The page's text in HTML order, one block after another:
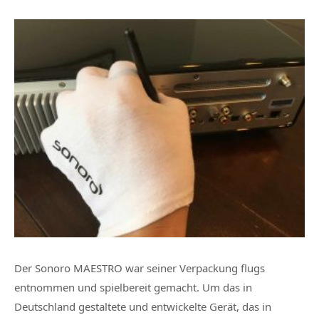
Der Sonoro MAESTRO war seiner Verpackung flugs
entnommen und spielbereit gemacht. Um das in
Deutschland gestaltete und entwickelte Gerät, das in